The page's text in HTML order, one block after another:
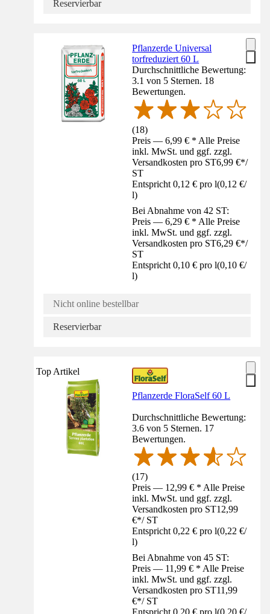
Reservierbar
Pflanzerde Universal
torfreduziert 60 L
Durchschnittliche Bewertung:
3.1 von 5 Sternen. 18
Bewertungen.
(18)
Preis — 6,99 € * Alle Preise
inkl. MwSt. und ggf. zzgl.
Versandkosten pro ST6,99 €*/
ST
Entspricht 0,12 € pro l(0,12 €/
l)
Bei Abnahme von 42 ST:
Preis — 6,29 € * Alle Preise
inkl. MwSt. und ggf. zzgl.
Versandkosten pro ST6,29 €*/
ST
Entspricht 0,10 € pro l(0,10 €/
l)
Nicht online bestellbar
Reservierbar
Top Artikel
Pflanzerde FloraSelf 60 L
Durchschnittliche Bewertung:
3.6 von 5 Sternen. 17
Bewertungen.
(17)
Preis — 12,99 € * Alle Preise
inkl. MwSt. und ggf. zzgl.
Versandkosten pro ST12,99
€*/ ST
Entspricht 0,22 € pro l(0,22 €/
l)
Bei Abnahme von 45 ST:
Preis — 11,99 € * Alle Preise
inkl. MwSt. und ggf. zzgl.
Versandkosten pro ST11,99
€*/ ST